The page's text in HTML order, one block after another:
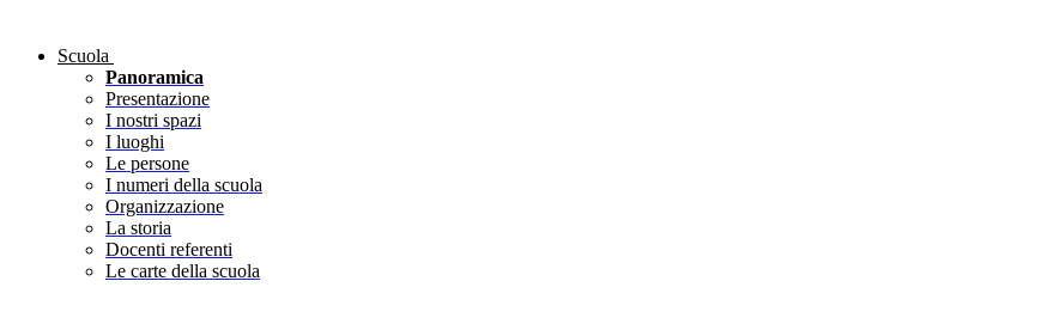
Scuola
Panoramica
Presentazione
I nostri spazi
I luoghi
Le persone
I numeri della scuola
Organizzazione
La storia
Docenti referenti
Le carte della scuola